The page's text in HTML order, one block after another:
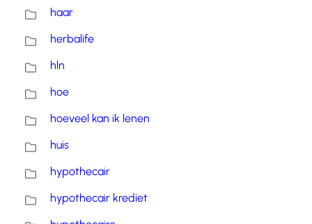
haar
herbalife
hln
hoe
hoeveel kan ik lenen
huis
hypothecair
hypothecair krediet